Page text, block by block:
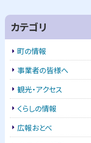
プ
に
戻
る
サ
イ
ド
・
メ
ニ
ュ
カテゴリ
町の情報
事業者の皆様へ
観光・アクセス
くらしの情報
広報おとべ